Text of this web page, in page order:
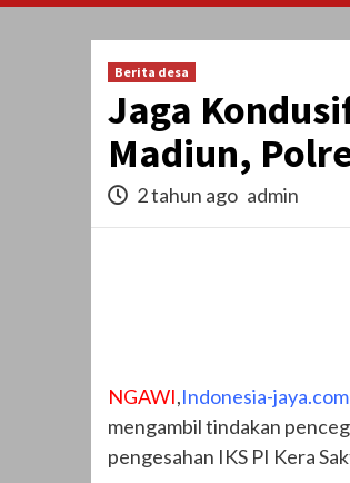
Berita desa
Jaga
Madiun,
2 tahun ago admin
NGAWI,Indonesia-jaya.com
mengambil tindakan
pengesahan IKS PI Kera